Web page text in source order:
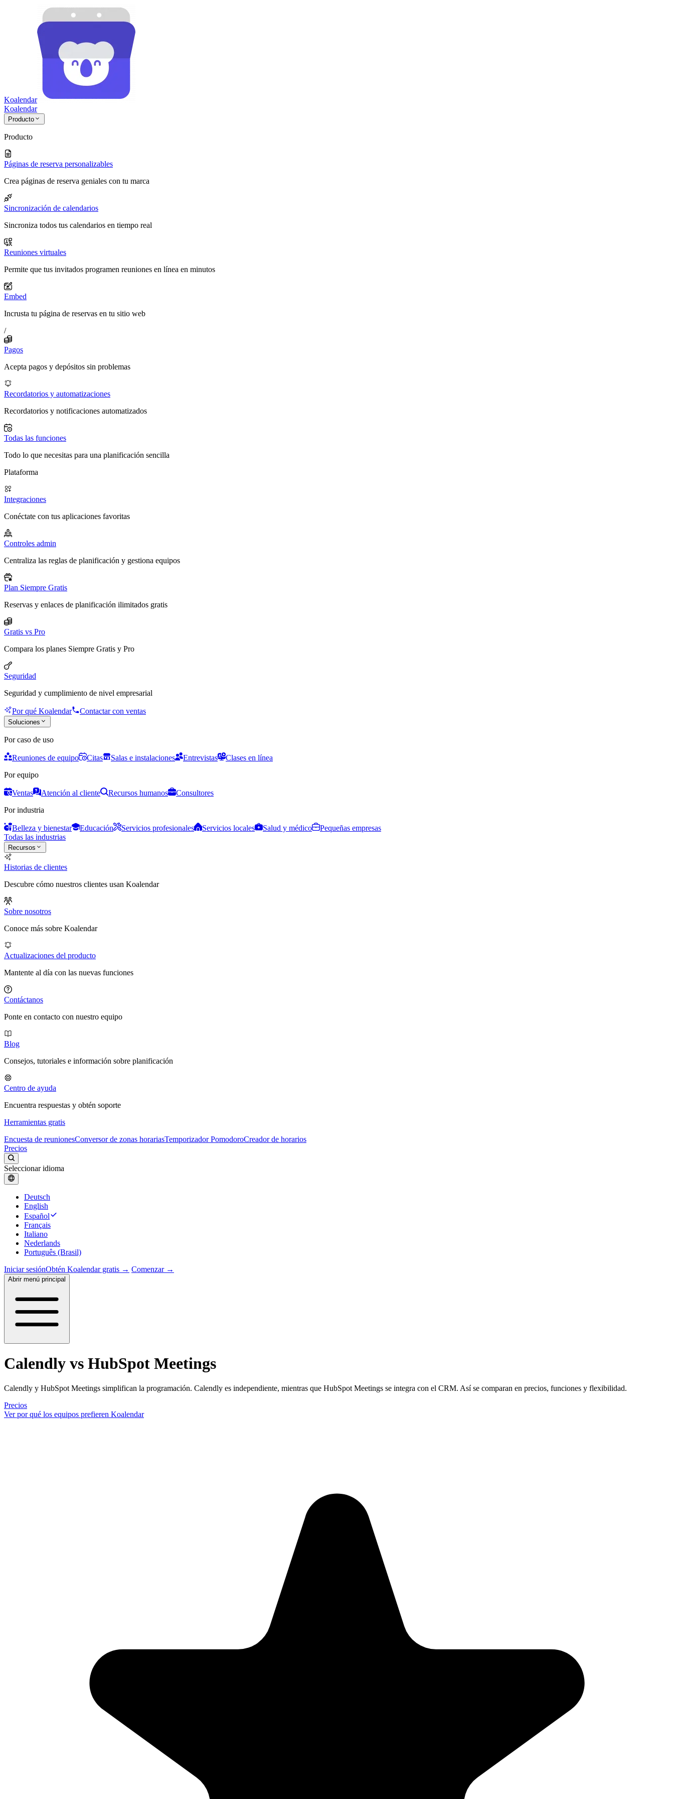
Koalendar
Koalendar
Producto
Producto
Páginas de reserva personalizables
Crea páginas de reserva geniales con tu marca
Sincronización de calendarios
Sincroniza todos tus calendarios en tiempo real
Reuniones virtuales
Permite que tus invitados programen reuniones en línea en minutos
Embed
Incrusta tu página de reservas en tu sitio web
/
Pagos
Acepta pagos y depósitos sin problemas
Recordatorios y automatizaciones
Recordatorios y notificaciones automatizados
Todas las funciones
Todo lo que necesitas para una planificación sencilla
Plataforma
Integraciones
Conéctate con tus aplicaciones favoritas
Controles admin
Centraliza las reglas de planificación y gestiona equipos
Plan Siempre Gratis
Reservas y enlaces de planificación ilimitados gratis
Gratis vs Pro
Compara los planes Siempre Gratis y Pro
Seguridad
Seguridad y cumplimiento de nivel empresarial
Por qué Koalendar Contactar con ventas
Soluciones
Por caso de uso
Reuniones de equipo Citas Salas e instalaciones Entrevistas
Clases en línea
Por equipo
Ventas Atención al cliente Recursos humanos
Consultores
Por industria
Belleza y bienestar Educación Servicios profesionales Servicios locales Salud y médico
Pequeñas empresas
Todas las industrias
Recursos
Historias de clientes
Descubre cómo nuestros clientes usan Koalendar
Sobre nosotros
Conoce más sobre Koalendar
Actualizaciones del producto
Mantente al día con las nuevas funciones
Contáctanos
Ponte en contacto con nuestro equipo
Blog
Consejos, tutoriales e información sobre planificación
Centro de ayuda
Encuentra respuestas y obtén soporte
Herramientas gratis
Encuesta de reunionesConversor de zonas horariasTemporizador PomodoroCreador de horarios
Precios
Seleccionar idioma
Deutsch
English
Español
Français
Italiano
Nederlands
Português (Brasil)
Iniciar sesiónObtén Koalendar gratis → Comenzar →
Abrir menú principal
Calendly vs HubSpot Meetings
Calendly y HubSpot Meetings simplifican la programación. Calendly es independiente, mientras que HubSpot Meetings se integra con el CRM. Así se comparan en precios, funciones y flexibilidad.
Precios
Ver por qué los equipos prefieren Koalendar